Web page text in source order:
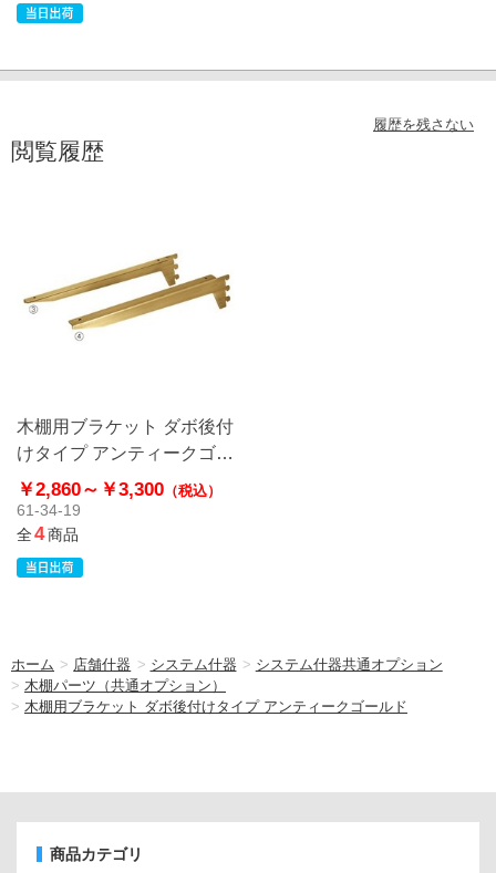
履歴を残さない
閲覧履歴
木棚用ブラケット ダボ後付
けタイプ アンティークゴー
ルド
￥2,860～ ￥3,300 （税込）
61-34-19
全4商品
ホーム > 店舗什器 > システム什器 > システム什器共通オプション
> 木棚パーツ（共通オプション）
> 木棚用ブラケット ダボ後付けタイプ アンティークゴールド
商品カテゴリ